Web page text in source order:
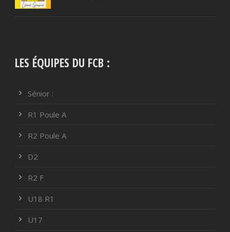
LES ÉQUIPES DU FCB :
Sénior :
R1 Poule A
R2 Poule A
D2
R2 F
U18 R1
U17